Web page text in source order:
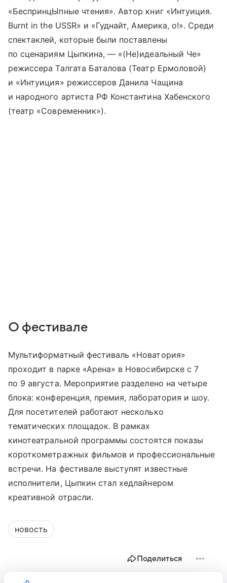
«БеспринцЫпные чтения». Автор книг «Интуиция.
Burnt in the USSR» и «Гуднайт, Америка, о!». Среди
спектаклей, которые были поставлены
по сценариям Цыпкина, — «(Не)идеальный Че»
режиссера Талгата Баталова (Театр Ермоловой)
и «Интуиция» режиссеров Данила Чащина
и народного артиста РФ Константина Хабенского
(театр «Современник»).
О фестивале
Мультиформатный фестиваль «Новатория»
проходит в парке «Арена» в Новосибирске с 7
по 9 августа. Мероприятие разделено на четыре
блока: конференция, премия, лаборатория и шоу.
Для посетителей работают несколько
тематических площадок. В рамках
кинотеатральной программы состоятся показы
короткометражных фильмов и профессиональные
встречи. На фестивале выступят известные
исполнители, Цыпкин стал хедлайнером
креативной отрасли.
новость
Поделиться